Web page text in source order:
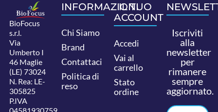
BioFocus
s.r.l.
Via
Umberto I
46 Maglie
(LE) 73024
N. Rea: LE-
305825
P.IVA
04581930759.
INFORMAZIONI
Chi Siamo
Brand
Contattaci
Politica di
reso
IL TUO
ACCOUNT
Accedi
Vai al
carrello
Stato
ordine
Iscriviti
alla
newsletter
per
rimanere
sempre
aggiornato.